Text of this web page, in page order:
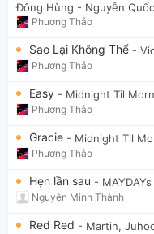
Đông Hùng - Nguyễn
Phương Thảo
Sao Lại Không Thể -
Phương Thảo
Easy - Midnight Til
Phương Thảo
Gracie - Midnight Til
Phương Thảo
Hẹn lần sau - MAYDAYs
Nguyễn Minh Thành
Red Red - Martin,